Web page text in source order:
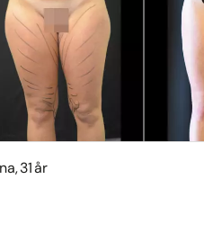
31 år